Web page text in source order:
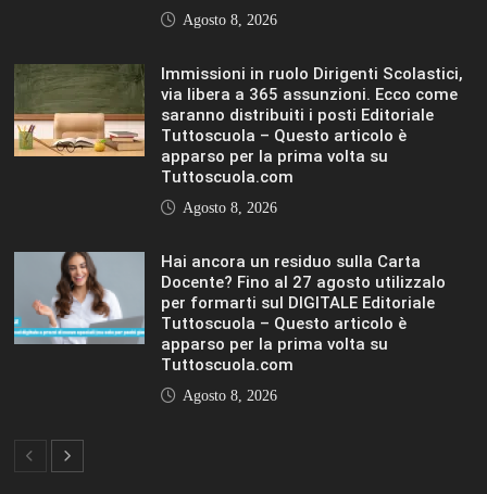
Agosto 8, 2026
Immissioni in ruolo Dirigenti Scolastici,
via libera a 365 assunzioni. Ecco come
saranno distribuiti i posti Editoriale
Tuttoscuola – Questo articolo è
apparso per la prima volta su
Tuttoscuola.com
Agosto 8, 2026
Hai ancora un residuo sulla Carta
Docente? Fino al 27 agosto utilizzalo
per formarti sul DIGITALE Editoriale
Tuttoscuola – Questo articolo è
apparso per la prima volta su
Tuttoscuola.com
Agosto 8, 2026